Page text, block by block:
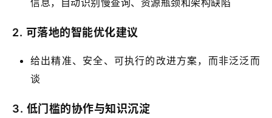
2. 可落地的智能优化建议
给出精准、安全、可执行的改进方案，而非泛泛而
谈
3. 低门槛的协作与知识沉淀